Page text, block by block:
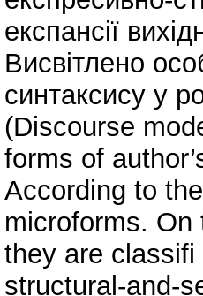
експансії
Висвітлено
синтаксису у
(Discourse
forms of
According to
microforms.
they are
structural-and-